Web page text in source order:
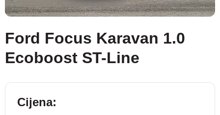
Ford Focus Karavan 1.0
Ecoboost ST-Line
Cijena: